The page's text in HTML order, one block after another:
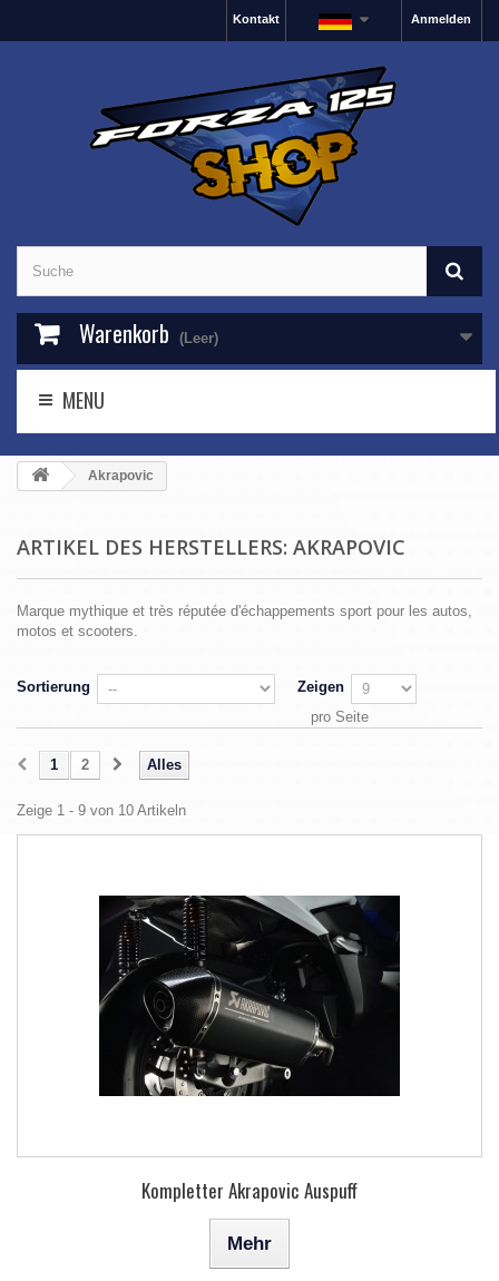
Anmelden
Kontakt
Warenkorb (Leer)
MENU
Akrapovic
ARTIKEL DES HERSTELLERS: AKRAPOVIC
Marque mythique et très réputée d'échappements sport pour les autos,
motos et scooters.
Sortierung
Zeigen
pro Seite
Alles
1 2
Zeige 1 - 9 von 10 Artikeln
Kompletter Akrapovic Auspuff
Mehr